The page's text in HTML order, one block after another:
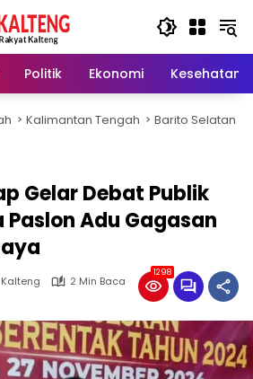
Politik Ekonomi Kesehatan
Kalimantan Tengah Barito Selatan
Gelar Debat Publik
Paslon Adu Gagasan
2 Min Baca
1298